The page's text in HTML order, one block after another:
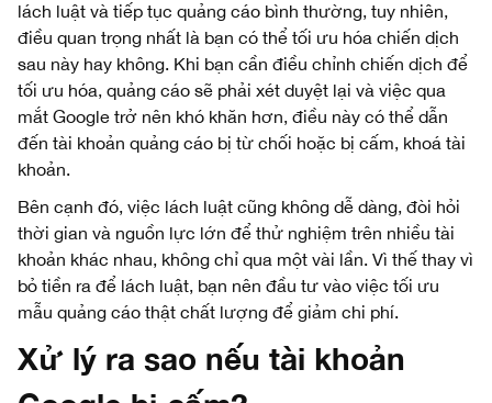
lách luật và tiếp tục quảng cáo bình thường, tuy nhiên,
điều quan trọng nhất là bạn có thể tối ưu hóa chiến dịch
sau này hay không. Khi bạn cần điều chỉnh chiến dịch để
tối ưu hóa, quảng cáo sẽ phải xét duyệt lại và việc qua
mắt Google trở nên khó khăn hơn, điều này có thể dẫn
đến tài khoản quảng cáo bị từ chối hoặc bị cấm, khoá tài
khoản.
Bên cạnh đó, việc lách luật cũng không dễ dàng, đòi hỏi
thời gian và nguồn lực lớn để thử nghiệm trên nhiều tài
khoản khác nhau, không chỉ qua một vài lần. Vì thế thay vì
bỏ tiền ra để lách luật, bạn nên đầu tư vào việc tối ưu
mẫu quảng cáo thật chất lượng để giảm chi phí.
Xử lý ra sao nếu tài khoản